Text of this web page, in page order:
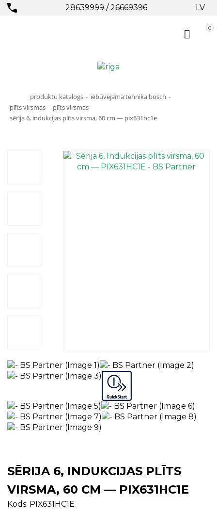
28639999 /26669396 LV
0
produktu katalogs - iebūvējamā tehnika bosch -
plīts virsmas - plīts virsmas -
sērija 6, indukcijas plīts virsma, 60 cm — pix631hc1e
SĒRIJA 6, INDUKCIJAS PLĪTS
VIRSMA, 60 CM — PIX631HC1E
Kods: PIX631HC1E